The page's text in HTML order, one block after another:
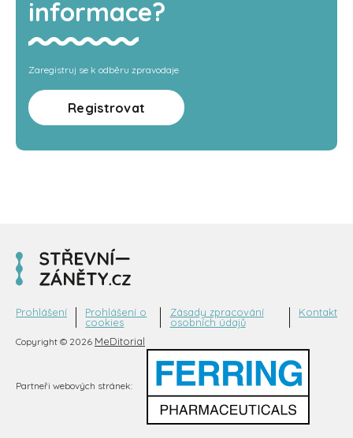
informace?
Zaregistruj se k odběru zpravodaje
Registrovat
Copyright © 2026 MeDitorial
Prohlášení
Prohlášení o
cookies
Zásady zpracování
osobních údajů
Kontakt
Partneři webových stránek: